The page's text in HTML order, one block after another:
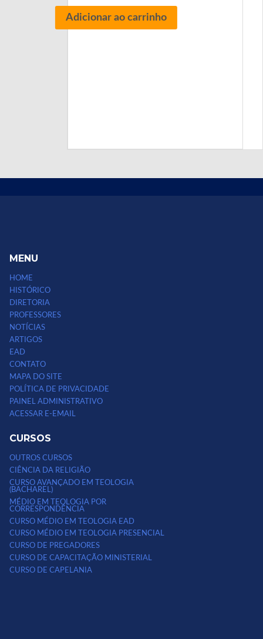
Adicionar ao carrinho
MENU
HOME
HISTÓRICO
DIRETORIA
PROFESSORES
NOTÍCIAS
ARTIGOS
EAD
CONTATO
MAPA DO SITE
POLÍTICA DE PRIVACIDADE
PAINEL ADMINISTRATIVO
ACESSAR E-EMAIL
CURSOS
OUTROS CURSOS
CIÊNCIA DA RELIGIÃO
CURSO AVANÇADO EM TEOLOGIA
(BACHAREL)
MÉDIO EM TEOLOGIA POR
CORRESPONDÊNCIA
CURSO MÉDIO EM TEOLOGIA EAD
CURSO MÉDIO EM TEOLOGIA PRESENCIAL
CURSO DE PREGADORES
CURSO DE CAPACITAÇÃO MINISTERIAL
CURSO DE CAPELANIA